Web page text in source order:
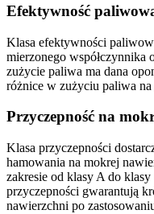
Efektywność
Klasa efektywności
mierzonego współczynnika
zużycie paliwa ma dana
różnice w zużyciu paliwa
Przyczepność na
Klasa przyczepności
hamowania na mokrej
zakresie od klasy A do
przyczepności gwarantują
nawierzchni po